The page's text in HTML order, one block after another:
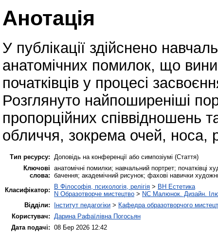
Анотація
У публікації здійснено
анатомічних помилок, що
початківців у процесі
Розглянуто найпоширеніші
пропорційних співвідношень
обличчя, зокрема очей, носа,
Тип ресурсу:
Доповідь на конференції або симпозіумі (Стаття)
Ключові
слова:
анатомічні помилки; навчальний портрет; початківці
бачення; академічний рисунок; фахові навички
Класифікатор:
B Філософія, психологія, релігія > BH Естетика
N Образотворче мистецтво > NC Малюнок. Дизайн.
Відділи:
Інститут педагогіки > Кафедра образотворчого
Користувач:
Дарина Рафаїлівна Погосьян
Дата подачі: 08 Бер 2026 12:42